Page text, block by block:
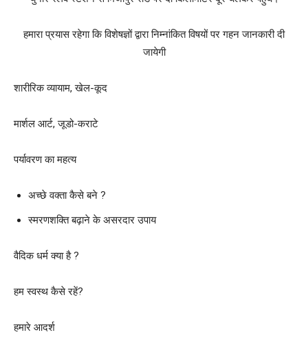
हमारा प्रयास रहेगा कि विशेषज्ञों द्वारा निम्नांकित विषयों पर गहन जानकारी दी
जायेगी
शारीरिक व्यायाम, खेल-कूद
मार्शल आर्ट, जूडो-कराटे
पर्यावरण का महत्य
अच्छे वक्ता कैसे बने ?
स्मरणशक्ति बढ़ाने के असरदार उपाय
वैदिक धर्म क्या है ?
हम स्वस्थ कैसे रहें?
हमारे आदर्श